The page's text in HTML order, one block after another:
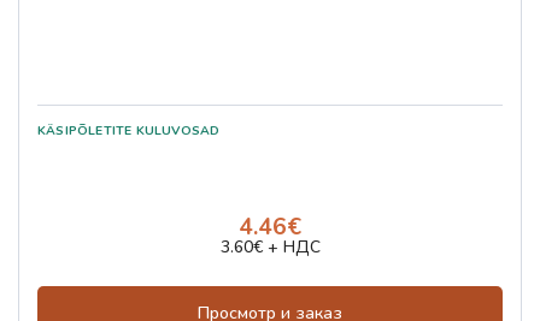
4.46€
3.60€ + НДС
Просмотр и заказ